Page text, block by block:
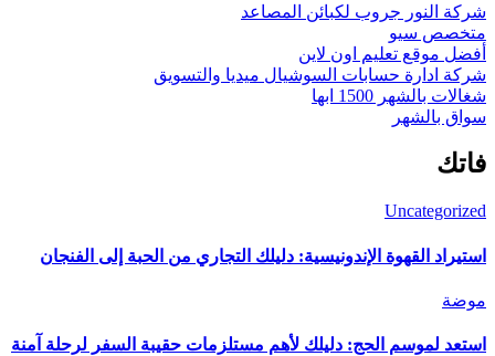
شركة النور جروب لكبائن المصاعد
متخصص سيو
أفضل موقع تعليم اون لاين
شركة ادارة حسابات السوشيال ميديا والتسويق
شغالات بالشهر 1500 ابها
سواق بالشهر
فاتك
Uncategorized
استيراد القهوة الإندونيسية: دليلك التجاري من الحبة إلى الفنجان
موضة
استعد لموسم الحج: دليلك لأهم مستلزمات حقيبة السفر لرحلة آمنة